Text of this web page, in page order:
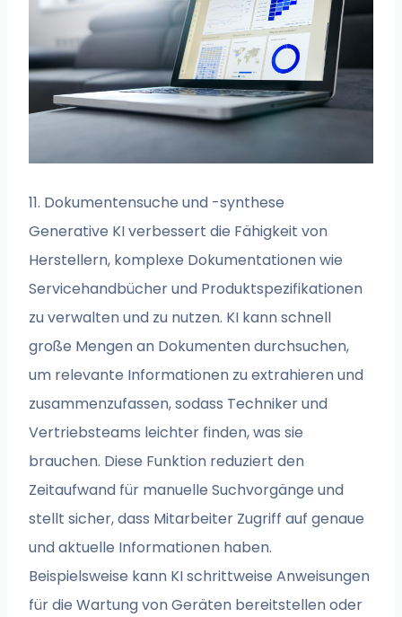
11. Dokumentensuche und -synthese
Generative KI verbessert die Fähigkeit von
Herstellern, komplexe Dokumentationen wie
Servicehandbücher und Produktspezifikationen
zu verwalten und zu nutzen. KI kann schnell
große Mengen an Dokumenten durchsuchen,
um relevante Informationen zu extrahieren und
zusammenzufassen, sodass Techniker und
Vertriebsteams leichter finden, was sie
brauchen. Diese Funktion reduziert den
Zeitaufwand für manuelle Suchvorgänge und
stellt sicher, dass Mitarbeiter Zugriff auf genaue
und aktuelle Informationen haben.
Beispielsweise kann KI schrittweise Anweisungen
für die Wartung von Geräten bereitstellen oder